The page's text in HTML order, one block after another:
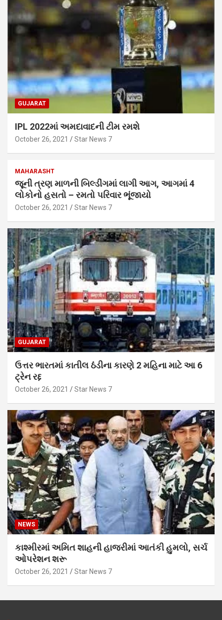
GUJARAT
IPL 2022માં અમદાવાદની ટીમ રમશે
October 26, 2021 Star News 7
MAHARASHT
જૂની ત્રણ માળની બિલ્ડીંગમાં લાગી આગ, આગમાં 4
લોકોનો હસતો – રમતો પરિવાર ભૂંજાયો
October 26, 2021 Star News 7
GUJARAT
ઉત્તર ભારતમાં કાતીલ ઠંડીના કારણે 2 મહિના માટે આ 6
ટ્રેન રદ્દ
October 26, 2021 Star News 7
NEWS
કાશ્મીરમાં અમિત શાહની હાજરીમાં આતંકી હુમલો, સર્ચ
ઓપરેશન શરૂ
October 26, 2021 Star News 7